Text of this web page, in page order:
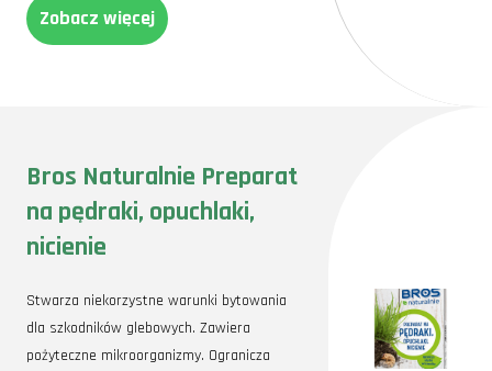
Zobacz więcej
Bros Naturalnie Preparat
na pędraki, opuchlaki,
nicienie
Stwarza niekorzystne warunki bytowania
dla szkodników glebowych. Zawiera
pożyteczne mikroorganizmy. Ogranicza